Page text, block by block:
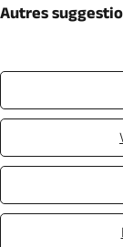
Autres